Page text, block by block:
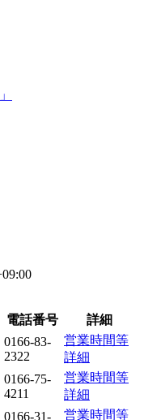
電話番号 詳細
0166-83-
2322
営業時間等
詳細
0166-75-
4211
営業時間等
詳細
0166-31- 営業時間等